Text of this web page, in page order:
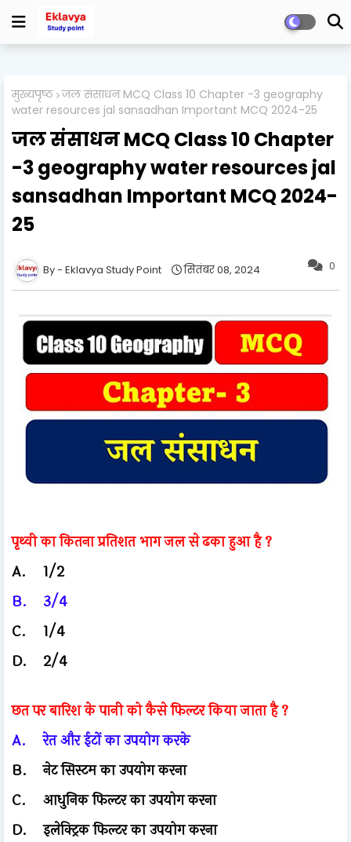
मुख्यपृष्ठ जल संसाधन MCQ Class 10 Chapter -3 geography
water resources jal sansadhan Important MCQ 2024-25
जल संसाधन MCQ Class 10 Chapter
-3 geography water resources jal
sansadhan Important MCQ 2024-
25
0
Eklavya Study Point सितंबर 08, 2024
पृथ्वी का कितना प्रतिशत भाग जल से ढका हुआ है ?
A.
1/2
B.
3/4
C.
1/4
D.
2/4
छत पर बारिश के पानी को कैसे फिल्टर किया जाता है ?
A.
रेत और ईटों का उपयोग करके
B.
नेट सिस्टम का उपयोग करना
C.
आधुनिक फिल्टर का उपयोग करना
D.
इलेक्ट्रिक फिल्टर का उपयोग करना